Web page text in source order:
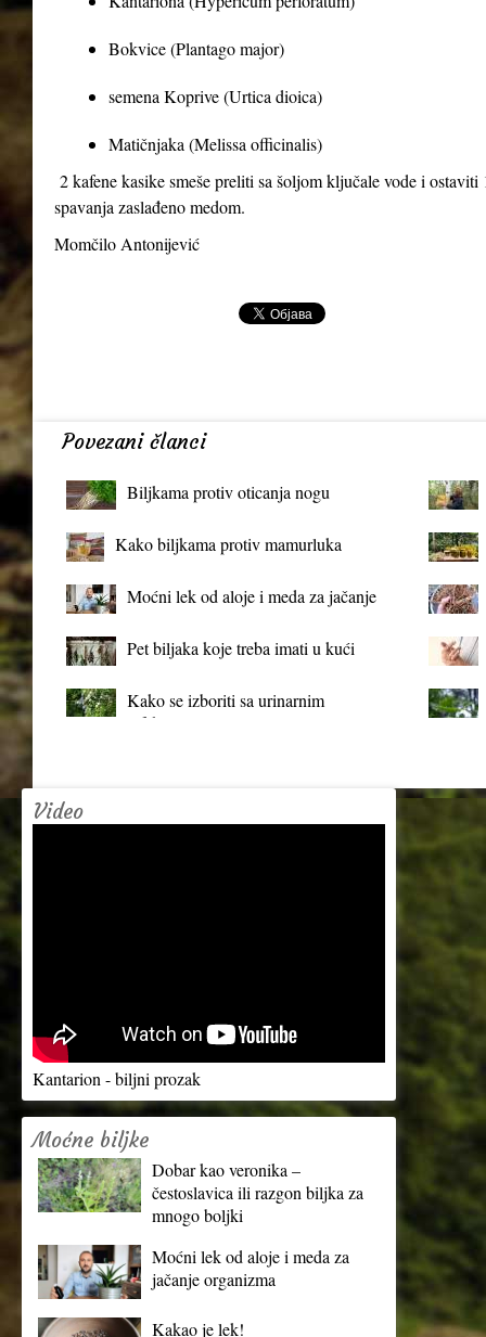
Bokvice (Plantago major)
semena Koprive (Urtica dioica)
Matičnjaka (Melissa officinalis)
2 kafene kasike smeše preliti sa šoljom ključale vode i
spavanja zaslađeno medom.
Momčilo Antonijević
Povezani članci
Biljkama protiv oticanja nogu
Kako biljkama protiv mamurluka
Moćni lek od aloje i meda za jačanje
Pet biljaka koje treba imati u kući
Kako se izboriti sa urinarnim
infekcijama?
Video
Kantarion - biljni prozak
Moćne biljke
Dobar kao veronika –
čestoslavica ili razgon biljka za
mnogo boljki
Moćni lek od aloje i meda za
jačanje organizma
Kakao je lek!